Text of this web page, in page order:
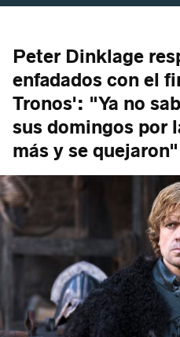
Peter Dinklage
enfadados con el
Tronos': "Ya no
sus domingos por
más y se quejaron"